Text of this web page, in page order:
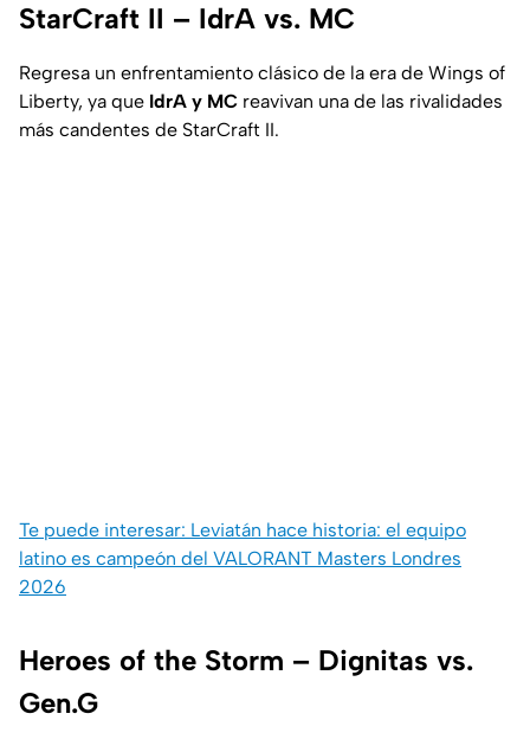
StarCraft II – IdrA vs. MC
Regresa un enfrentamiento clásico de la era de Wings of
Liberty, ya que IdrA y MC reavivan una de las rivalidades
más candentes de StarCraft II.
Te puede interesar: Leviatán hace historia: el equipo
latino es campeón del VALORANT Masters Londres
2026
Heroes of the Storm – Dignitas vs.
Gen.G